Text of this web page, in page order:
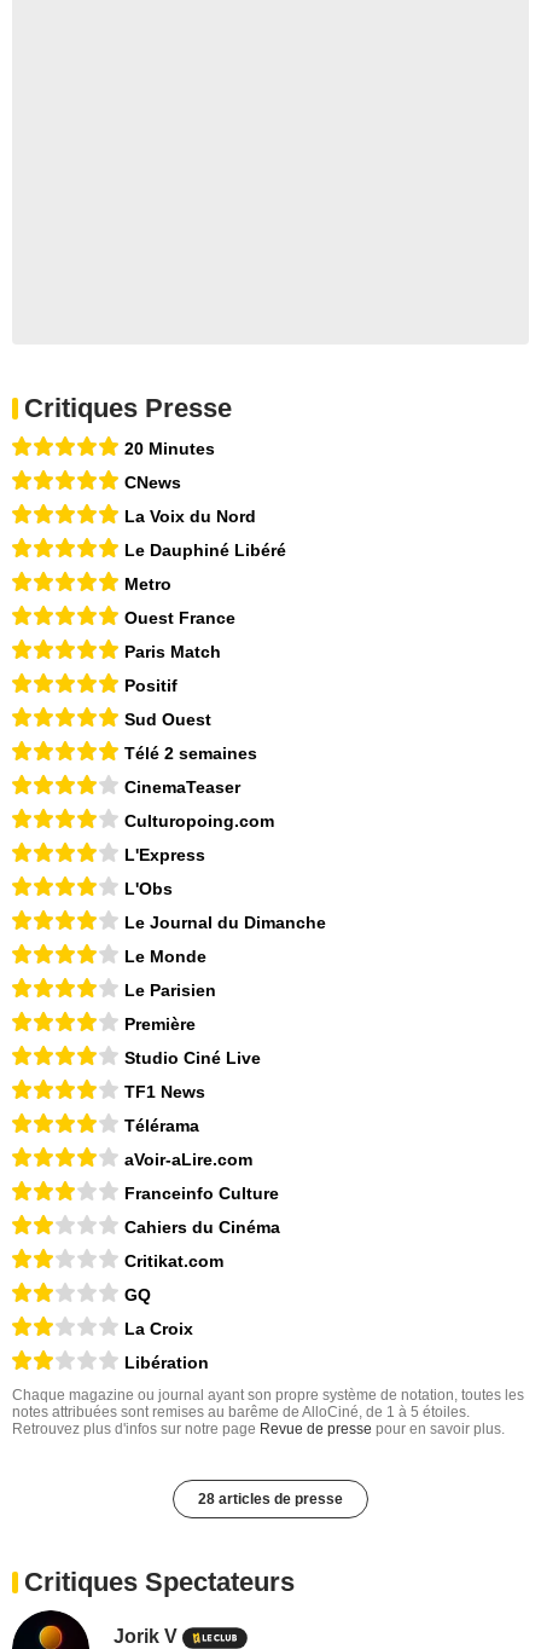
Critiques Presse
20 Minutes
CNews
La Voix du Nord
Le Dauphiné Libéré
Metro
Ouest France
Paris Match
Positif
Sud Ouest
Télé 2 semaines
CinemaTeaser
Culturopoing.com
L'Express
L'Obs
Le Journal du Dimanche
Le Monde
Le Parisien
Première
Studio Ciné Live
TF1 News
Télérama
aVoir-aLire.com
Franceinfo Culture
Cahiers du Cinéma
Critikat.com
GQ
La Croix
Libération
Chaque magazine ou journal ayant son propre système de notation, toutes les
notes attribuées sont remises au barême de AlloCiné, de 1 à 5 étoiles.
Retrouvez plus d'infos sur notre page Revue de presse pour en savoir plus.
28 articles de presse
Critiques Spectateurs
Jorik V